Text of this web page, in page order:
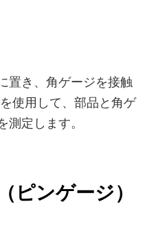
置き、角ゲージを接触
使用して、部品と角ゲ
定します。
ピンゲージ）